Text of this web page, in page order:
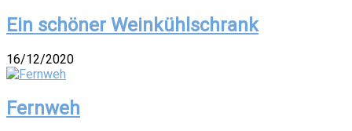
Ein schöner Weinkühlschrank
16/12/2020
Fernweh